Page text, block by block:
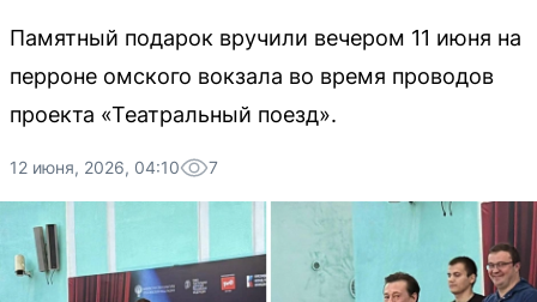
Памятный подарок вручили вечером 11 июня на
перроне омского вокзала во время проводов
проекта «Театральный поезд».
12 июня, 2026, 04:10 7